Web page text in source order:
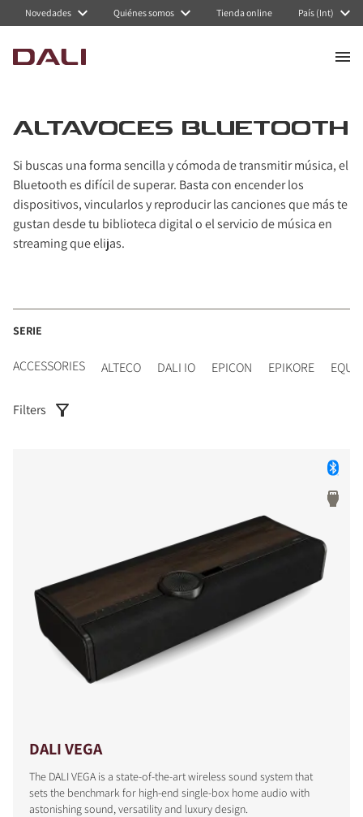
Novedades Quiénes somos Tienda online País (Int)
ALTAVOCES BLUETOOTH
Si buscas una forma sencilla y cómoda de transmitir música, el
Bluetooth es difícil de superar. Basta con encender los
dispositivos, vincularlos y reproducir las canciones que más te
gustan desde tu biblioteca digital o el servicio de música en
streaming que elijas.
SERIE
ACCESSORIES ALTECO DALI IO EPICON EPIKORE EQUI
Filters
DALI VEGA
The DALI VEGA is a state-of-the-art wireless sound system that
sets the benchmark for high-end single-box home audio with
astonishing sound, versatility and luxury design.
Navigated to Altavoces Bluetooth